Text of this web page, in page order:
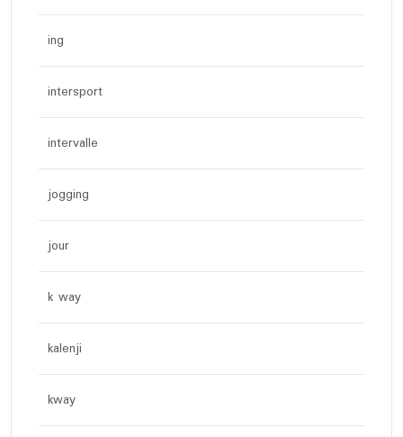
ing
intersport
intervalle
jogging
jour
k way
kalenji
kway